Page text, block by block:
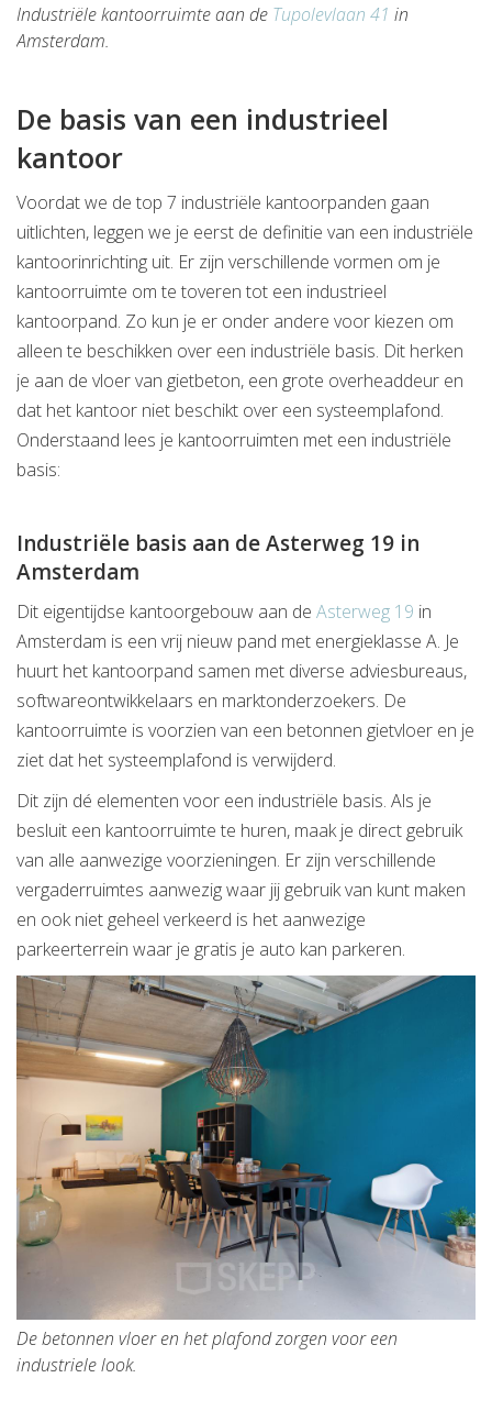
Industriële kantoorruimte aan de Tupolevlaan 41 in
Amsterdam.
De basis van een industrieel
kantoor
Voordat we de top 7 industriële kantoorpanden gaan
uitlichten, leggen we je eerst de definitie van een industriële
kantoorinrichting uit. Er zijn verschillende vormen om je
kantoorruimte om te toveren tot een industrieel
kantoorpand. Zo kun je er onder andere voor kiezen om
alleen te beschikken over een industriële basis. Dit herken
je aan de vloer van gietbeton, een grote overheaddeur en
dat het kantoor niet beschikt over een systeemplafond.
Onderstaand lees je kantoorruimten met een industriële
basis:
Industriële basis aan de Asterweg 19 in
Amsterdam
Dit eigentijdse kantoorgebouw aan de Asterweg 19 in
Amsterdam is een vrij nieuw pand met energieklasse A. Je
huurt het kantoorpand samen met diverse adviesbureaus,
softwareontwikkelaars en marktonderzoekers. De
kantoorruimte is voorzien van een betonnen gietvloer en je
ziet dat het systeemplafond is verwijderd.
Dit zijn dé elementen voor een industriële basis. Als je
besluit een kantoorruimte te huren, maak je direct gebruik
van alle aanwezige voorzieningen. Er zijn verschillende
vergaderruimtes aanwezig waar jij gebruik van kunt maken
en ook niet geheel verkeerd is het aanwezige
parkeerterrein waar je gratis je auto kan parkeren.
De betonnen vloer en het plafond zorgen voor een
industriele look.